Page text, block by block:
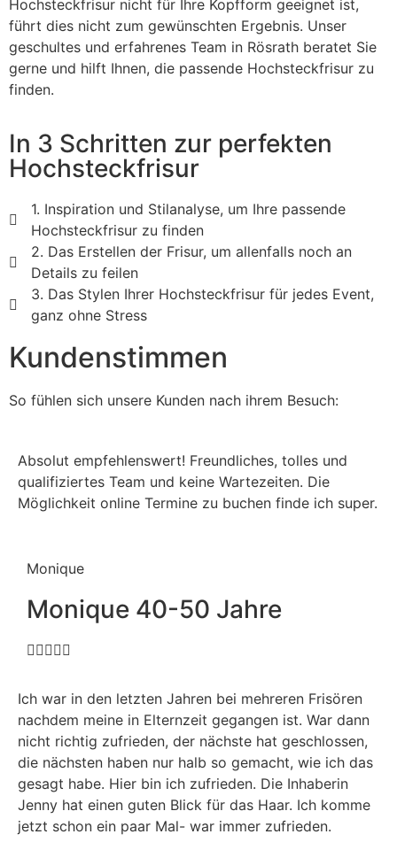
Hochsteckfrisur nicht für Ihre Kopfform geeignet ist,
führt dies nicht zum gewünschten Ergebnis. Unser
geschultes und erfahrenes Team in Rösrath beratet Sie
gerne und hilft Ihnen, die passende Hochsteckfrisur zu
finden.
In 3 Schritten zur perfekten
Hochsteckfrisur
1. Inspiration und Stilanalyse, um Ihre passende
Hochsteckfrisur zu finden
2. Das Erstellen der Frisur, um allenfalls noch an
Details zu feilen
3. Das Stylen Ihrer Hochsteckfrisur für jedes Event,
ganz ohne Stress
Kundenstimmen
So fühlen sich unsere Kunden nach ihrem Besuch:
Absolut empfehlenswert! Freundliches, tolles und
qualifiziertes Team und keine Wartezeiten. Die
Möglichkeit online Termine zu buchen finde ich super.
Monique
Monique 40-50 Jahre

Ich war in den letzten Jahren bei mehreren Frisören
nachdem meine in Elternzeit gegangen ist. War dann
nicht richtig zufrieden, der nächste hat geschlossen,
die nächsten haben nur halb so gemacht, wie ich das
gesagt habe. Hier bin ich zufrieden. Die Inhaberin
Jenny hat einen guten Blick für das Haar. Ich komme
jetzt schon ein paar Mal- war immer zufrieden.